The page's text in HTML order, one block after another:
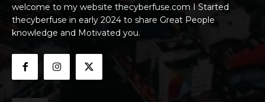
welcome to my website thecyberfuse.com I Started
thecyberfuse in early 2024 to share Great People
knowledge and Motivated you.